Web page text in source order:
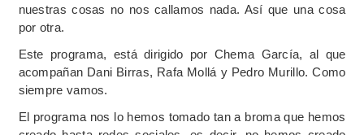
nuestras cosas no nos callamos nada. Así que una cosa
por otra.
Este programa, está dirigido por Chema García, al que
acompañan Dani Birras, Rafa Mollá y Pedro Murillo. Como
siempre vamos.
El programa nos lo hemos tomado tan a broma que hemos